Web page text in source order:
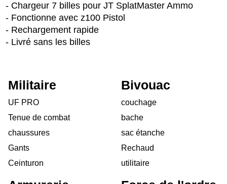
- Chargeur 7 billes pour JT SplatMaster Ammo
- Fonctionne avec z100 Pistol
- Rechargement rapide
- Livré sans les billes
Militaire
UF PRO
Tenue de combat
chaussures
Gants
Ceinturon
Bivouac
couchage
bache
sac étanche
Rechaud
utilitaire